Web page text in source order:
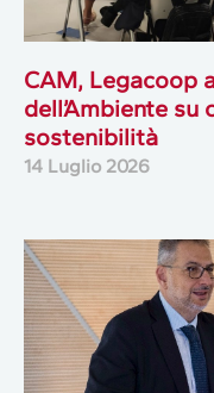
CAM, Legacoop
dell’Ambiente
sostenibilità
14 Luglio 2026